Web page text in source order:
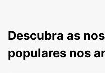
Descubra as
populares nos